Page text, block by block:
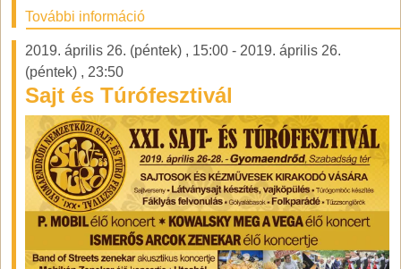
További információ
2019. április 26. (péntek) , 15:00 - 2019. április 26.
(péntek) , 23:50
Sajt és Túrófesztivál